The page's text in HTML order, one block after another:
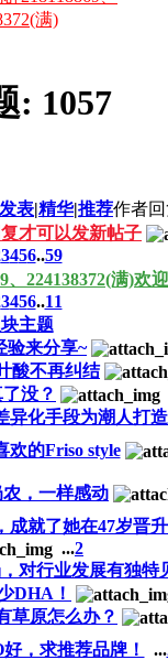
满)
: 1057
表|精华|推荐作者
才可以发新帖子
3456..59
、224138372(满)欢
3456..11
主题
验来分享~
酸不再纠结
没？
异化手段为潮人打
欢的Friso style
，一样感动
成就了她在47岁晋
...2
对行业发展有独特
DHA！
草原怎么办？
，求推荐品牌！
...